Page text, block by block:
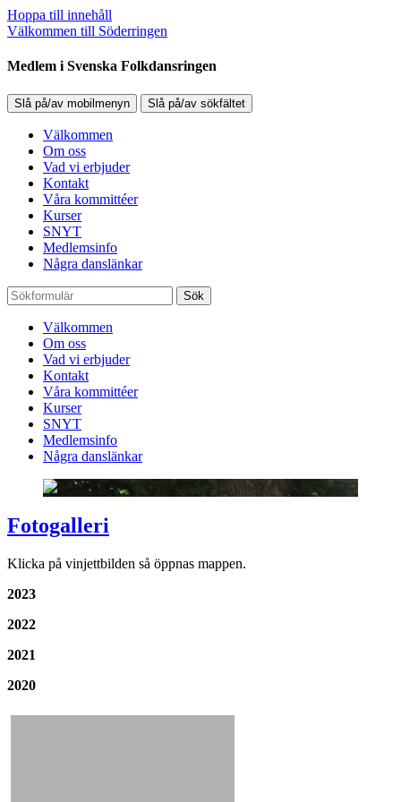
Hoppa till innehåll
Välkommen till Söderringen
Medlem i Svenska Folkdansringen
Slå på/av mobilmenyn Slå på/av sökfältet
Välkommen
Om oss
Vad vi erbjuder
Kontakt
Våra kommittéer
Kurser
SNYT
Medlemsinfo
Några danslänkar
Sök
Välkommen
Om oss
Vad vi erbjuder
Kontakt
Våra kommittéer
Kurser
SNYT
Medlemsinfo
Några danslänkar
Fotogalleri
Klicka på vinjettbilden så öppnas mappen.
2023
2022
2021
2020